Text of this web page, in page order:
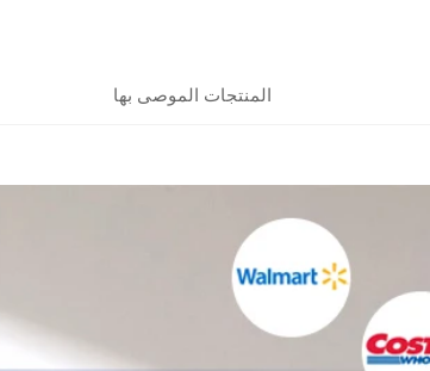
المنتجات الموصى بها